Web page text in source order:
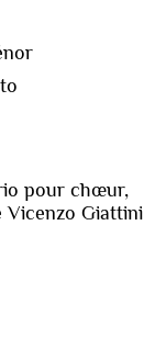
pour chœur,
Vicenzo Giattini